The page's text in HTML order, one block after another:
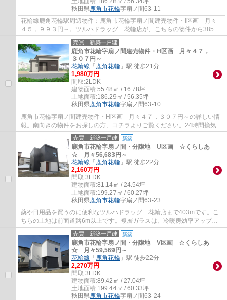
秋田県鹿角市花輪字扇ノ間63-11
花輪線鹿角花輪駅周辺物件：鹿角市花輪字扇ノ間建売物件・I区画 月々
４５，９９３円～。ツルハドラッグ 花輪店が、こちらの物件から385m
のところにあります。寝室10帖以上があるので...
売買｜新築一戸建
鹿角市花輪字扇ノ間建売物件・H区画 月々４７，
３０７円～
花輪線 「 鹿角花輪 」駅 徒歩21分
1,980万円
間取:2LDK
建物面積:55.48㎡ / 16.78坪
土地面積:186.29㎡ / 56.35坪
秋田県鹿角市花輪字扇ノ間63-10
鹿角市花輪字扇ノ間建売物件・H区画 月々４７，３０７円～の詳しい情
報。南向きの物件をお探しの方、コチラよりご覧ください。24時間換気シ
ステムで快適な空間を作り出しています。忙...
売買｜新築一戸建 新築
鹿角市花輪字扇ノ間・分譲地 U区画 ☆くらしあ
☆ 月々56,683円～
花輪線 「 鹿角花輪 」駅 徒歩22分
2,160万円
間取:3LDK
建物面積:81.14㎡ / 24.54坪
土地面積:199.27㎡ / 60.27坪
秋田県鹿角市花輪字扇ノ間63-23
薬や日用品を買うのに便利なツルハドラッグ 花輪店まで403mです。こ
ちらの土地は前面道路6m以上です。複層ガラスは、冷暖房効率アップで
節約に貢献できます。お掃除がしやすいIHクッ...
売買｜新築一戸建 新築
鹿角市花輪字扇ノ間・分譲地 V区画 ☆くらしあ
☆ 月々59,569円～
花輪線 「 鹿角花輪 」駅 徒歩22分
2,270万円
間取:3LDK
建物面積:89.42㎡ / 27.04坪
土地面積:199.44㎡ / 60.33坪
秋田県鹿角市花輪字扇ノ間63-24